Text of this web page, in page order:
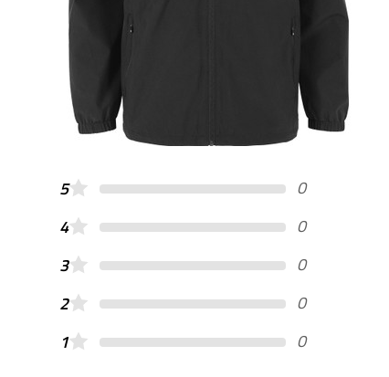
5
0
4
0
3
0
2
0
1
0